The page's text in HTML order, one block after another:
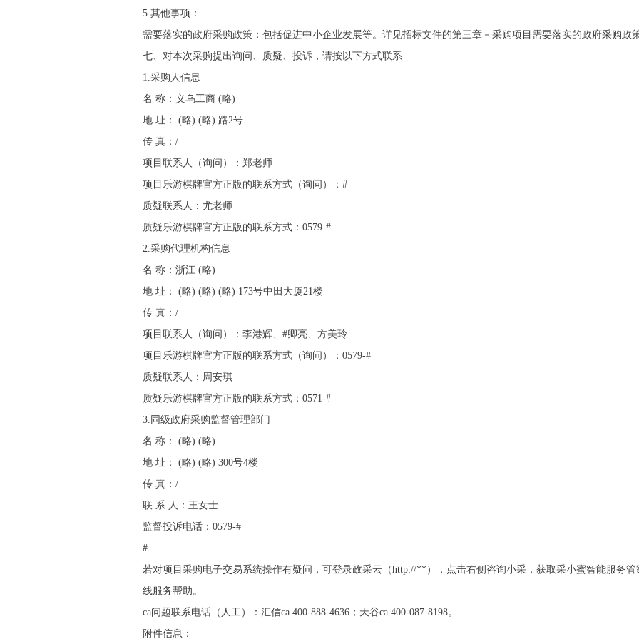
5.其他事项：
需要落实的政府采购政策：包括促进中小企业发展等。详见招标文件的第三章－采购项目需要落实的政府采购政
七、对本次采购提出询问、质疑、投诉，请按以下方式联系
1.采购人信息
名 称：义乌工商 (略)
地 址： (略) (略) 路2号
传 真：/
项目联系人（询问）：郑老师
项目乐游棋牌官方正版的联系方式（询问）：#
质疑联系人：尤老师
质疑乐游棋牌官方正版的联系方式：0579-#
2.采购代理机构信息
名 称：浙江 (略)
地 址： (略) (略) (略) 173号中田大厦21楼
传 真：/
项目联系人（询问）：李港辉、#卿亮、方美玲
项目乐游棋牌官方正版的联系方式（询问）：0579-#
质疑联系人：周安琪
质疑乐游棋牌官方正版的联系方式：0571-#
3. 同级政府采购监督管理部门
名 称： (略) (略)
地 址： (略) (略) 300号4楼
传 真：/
联 系 人：王女士
监督投诉电话：0579-#
#
若对项目采购电子交易系统操作有疑问，可登录政采云（http://**），点击右侧咨询小采，获取采小蜜智能服务
线服务帮助。
ca问题联系电话（人工）：汇信ca 400-888-4636；天谷ca 400-087-8198。
附件信息：